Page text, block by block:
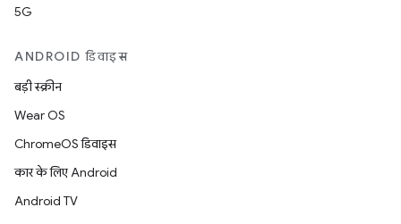
5G
ANDROID डिवाइस
बड़ी स्क्रीन
Wear OS
ChromeOS डिवाइस
कार के लिए Android
Android TV